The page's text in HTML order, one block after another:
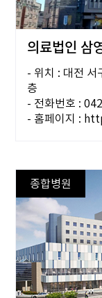
의료법인 삼
- 위치 : 대전
층
- 전화번호 :
- 홈페이지 :
종합병원